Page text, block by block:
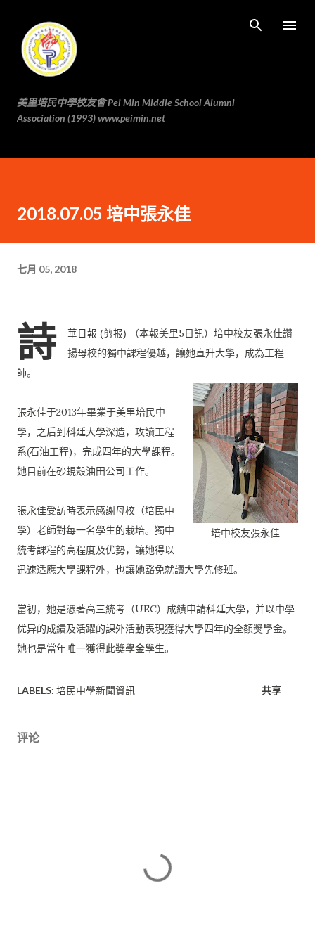
美里培民中學校友會 Pei Min Middle School Alumni
Association (1993) www.peimin.net
2018.07.05 培中張永佳
七月 05, 2018
詩 華日報 (剪报)
（本報美里5日訊）培中校友張永佳讚
揚母校的獨中課程優越，讓她直升大學，成為工程
師。
培中校友張永佳
張永佳于2013年畢業于美里培民中
學，之后到科廷大學深造，攻讀工程
系(石油工程)，完成四年的大學課程。
她目前在砂蜆殼油田公司工作。
張永佳受訪時表示感謝母校（培民中
學）老師對每一名學生的栽培。 獨中
統考課程的高程度及优勢，讓她得以
迅速适應大學課程外，也讓她豁免就讀大學先修班。
當初，她是憑著高三統考（UEC）成績申請科廷大學，并以中學
优异的成績及活躍的課外活動表現獲得大學四年的全額獎學金。
她也是當年唯一獲得此獎學金學生。
LABELS: 培民中學新聞資訊 共享
评论